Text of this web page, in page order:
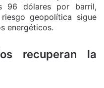
96 dólares por barril,
geopolítica sigue
energéticos.
recuperan la